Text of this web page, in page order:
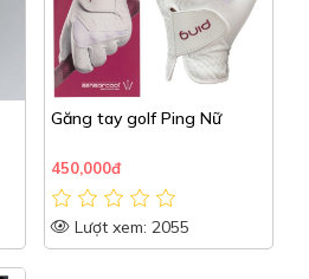
Găng tay golf Ping Nữ
450,000đ
Lượt xem: 2055